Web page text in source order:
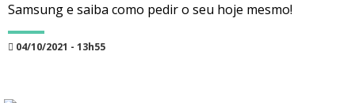
Samsung e saiba como pedir o seu hoje mesmo!
04/10/2021 - 13h55